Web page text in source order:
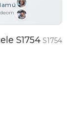
S1754 S1754